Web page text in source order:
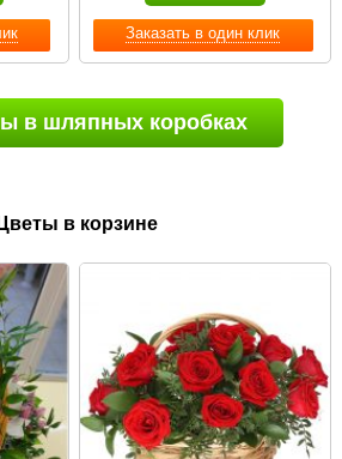
Заказать в один клик
в шляпных коробках
Цветы в корзине